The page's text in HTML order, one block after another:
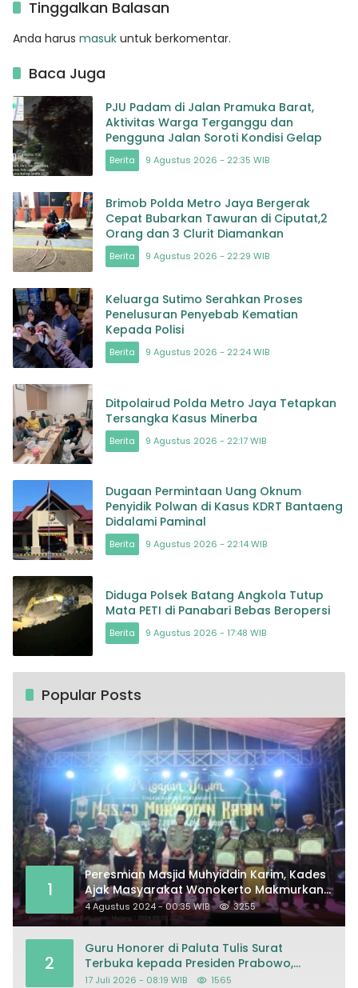
Tinggalkan Balasan
Anda harus masuk untuk berkomentar.
Baca Juga
PJU Padam di Jalan Pramuka Barat,
Aktivitas Warga Terganggu dan
Pengguna Jalan Soroti Kondisi Gelap
Berita 9 Agustus 2026 - 22:35 WIB
Brimob Polda Metro Jaya Bergerak
Cepat Bubarkan Tawuran di Ciputat,2
Orang dan 3 Clurit Diamankan
Berita 9 Agustus 2026 - 22:29 WIB
Keluarga Sutimo Serahkan Proses
Penelusuran Penyebab Kematian
Kepada Polisi
Berita 9 Agustus 2026 - 22:24 WIB
Ditpolairud Polda Metro Jaya Tetapkan
Tersangka Kasus Minerba
Berita 9 Agustus 2026 - 22:17 WIB
Dugaan Permintaan Uang Oknum
Penyidik Polwan di Kasus KDRT Bantaeng
Didalami Paminal
Berita 9 Agustus 2026 - 22:14 WIB
Diduga Polsek Batang Angkola Tutup
Mata PETI di Panabari Bebas Beropersi
Berita 9 Agustus 2026 - 17:48 WIB
Popular Posts
1
Peresmian Masjid Muhyiddin Karim, Kades
Ajak Masyarakat Wonokerto Makmurkan
Masjid
4 Agustus 2024 - 00:35 WIB 3255
2
Guru Honorer di Paluta Tulis Surat
Terbuka kepada Presiden Prabowo,
Mohon Keadilan atas Dugaan
17 Juli 2026 - 08:19 WIB 1565